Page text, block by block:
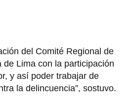
del Comité Regional de
de Lima con la participación
y así poder trabajar de
la delincuencia”, sostuvo.